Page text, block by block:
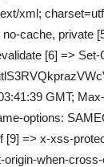
xml;
cache, private
[6] => Set-
GMT;
options:
[9] => x-xss-
when-